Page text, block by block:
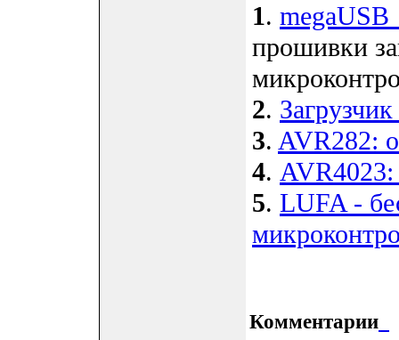
1.
прошивки
2.
3. AVR282:
4.
5. LUFA -
Комментарии